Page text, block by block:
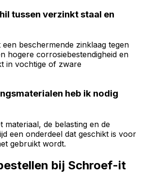
tussen verzinkt staal en
beschermende zinklaag tegen
hogere corrosiebestendigheid en
in vochtige of zware
heb ik nodig
materiaal, de belasting en de
een onderdeel dat geschikt is voor
gebruikt wordt.
bij Schroef-it